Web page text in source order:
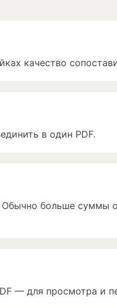
качество
в один PDF.
Обычно больше суммы
— для просмотра и